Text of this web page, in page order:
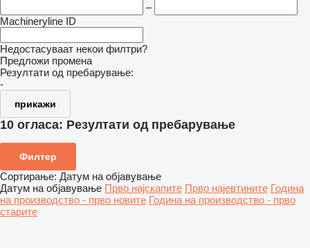
–
Machineryline ID
Недостасуваат некои филтри?
Предложи промена
Резултати од пребарување:
-
прикажи
10 огласа: Резултати од пребарување
Филтер
Сортирање: Датум на објавување
Датум на објавување Прво најскапите Прво најевтините Година
на производство - прво новите Година на производство - прво
старите